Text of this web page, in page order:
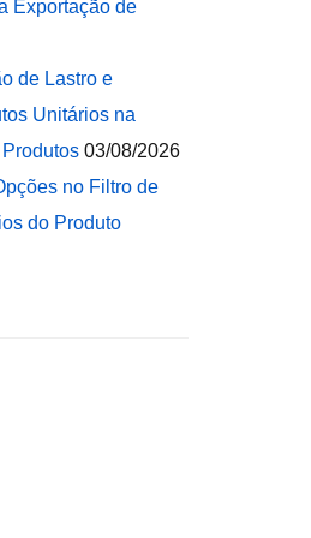
Exportação de
de Lastro e
Unitários na
03/08/2026
no Filtro de
do Produto